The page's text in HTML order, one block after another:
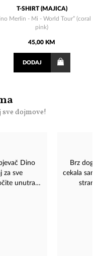
T-SHIRT (MAJICA)
Merlin - Mi - World Tour” (coral
pink)
45,00 KM
DODAJ
dojmove!
Dino
za sve
unutra,
Prostor je
Brz
cekala sam